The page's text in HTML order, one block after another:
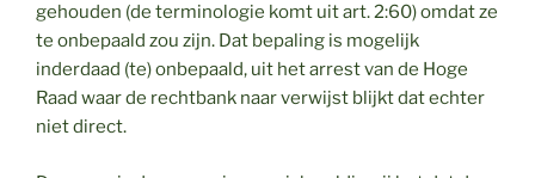
gehouden (de terminologie komt uit art. 2:60) omdat ze
te onbepaald zou zijn. Dat bepaling is mogelijk
inderdaad (te) onbepaald, uit het arrest van de Hoge
Raad waar de rechtbank naar verwijst blijkt dat echter
niet direct.